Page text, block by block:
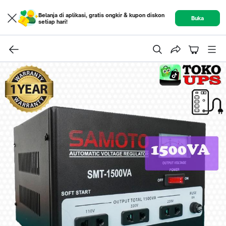
Belanja di aplikasi, gratis ongkir & kupon diskon
setiap hari!
Buka